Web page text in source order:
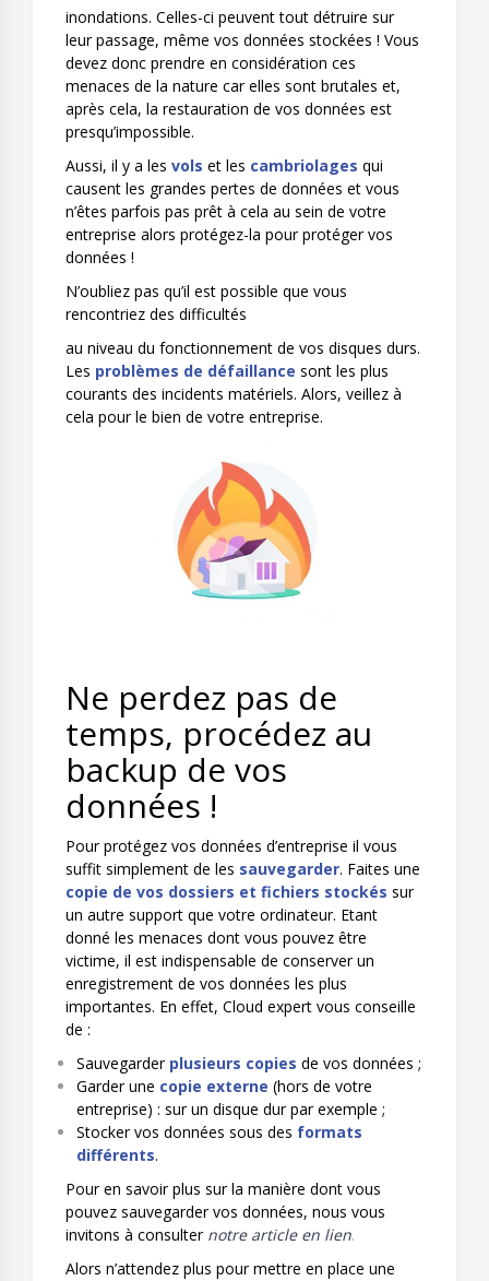
inondations. Celles-ci peuvent tout détruire sur
leur passage, même vos données stockées ! Vous
devez donc prendre en considération ces
menaces de la nature car elles sont brutales et,
après cela, la restauration de vos données est
presqu’impossible.
Aussi, il y a les vols et les cambriolages qui
causent les grandes pertes de données et vous
n’êtes parfois pas prêt à cela au sein de votre
entreprise alors protégez-la pour protéger vos
données !
N’oubliez pas qu’il est possible que vous
rencontriez des difficultés
au niveau du fonctionnement de vos disques durs.
Les problèmes de défaillance sont les plus
courants des incidents matériels. Alors, veillez à
cela pour le bien de votre entreprise.
Ne perdez pas de
temps, procédez au
backup de vos
données !
Pour protégez vos données d’entreprise il vous
suffit simplement de les sauvegarder. Faites une
copie de vos dossiers et fichiers stockés sur
un autre support que votre ordinateur. Etant
donné les menaces dont vous pouvez être
victime, il est indispensable de conserver un
enregistrement de vos données les plus
importantes. En effet, Cloud expert vous conseille
de :
Sauvegarder plusieurs copies de vos données ;
Garder une copie externe (hors de votre
entreprise) : sur un disque dur par exemple ;
Stocker vos données sous des formats
différents.
Pour en savoir plus sur la manière dont vous
pouvez sauvegarder vos données, nous vous
invitons à consulter notre article en lien.
Alors n’attendez plus pour mettre en place une